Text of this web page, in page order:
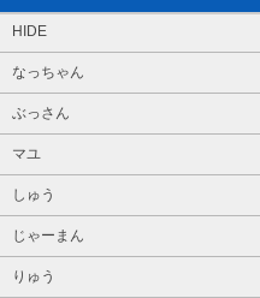
HIDE
なっちゃん
ぶっさん
マユ
しゅう
じゃーまん
りゅう